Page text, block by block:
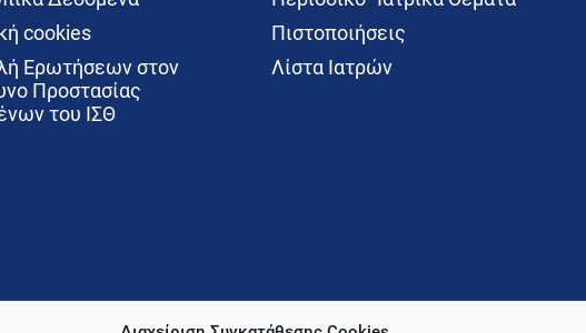
cookies
Ερωτήσεων στον
Προστασίας
του ΙΣΘ
Πιστοποιήσεις
Λίστα Ιατρών